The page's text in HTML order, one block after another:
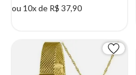
ou 10x de R$ 37,90